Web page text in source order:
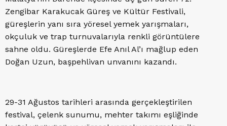
Zengibar Karakucak Güreş ve Kültür Festivali,
güreşlerin yanı sıra yöresel yemek yarışmaları,
okçuluk ve trap turnuvalarıyla renkli görüntülere
sahne oldu. Güreşlerde Efe Anıl Al’ı mağlup eden
Doğan Uzun, başpehlivan unvanını kazandı.
29-31 Ağustos tarihleri arasında gerçekleştirilen
festival, çelenk sunumu, mehter takımı eşliğinde